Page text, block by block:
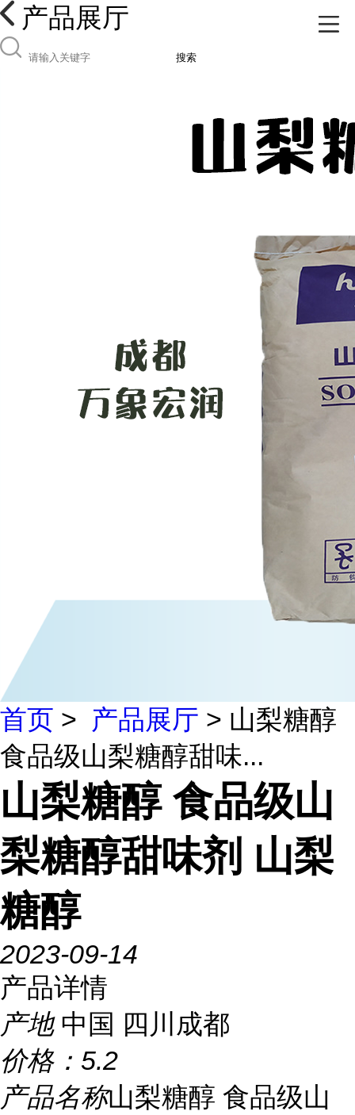
产品展厅
搜索
首页 > 产品展厅 > 山梨糖醇
食品级山梨糖醇甜味...
山梨糖醇 食品级山
梨糖醇甜味剂 山梨
糖醇
2023-09-14
产品详情
产地 中国 四川成都
价格： 5.2
产品名称山梨糖醇 食品级山